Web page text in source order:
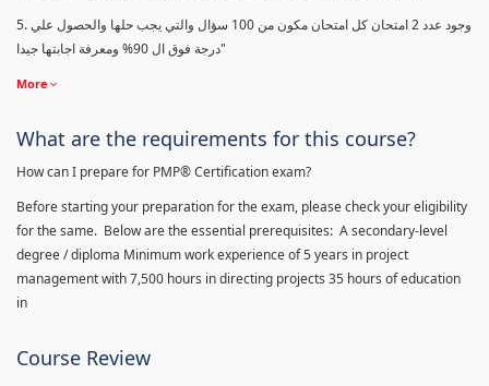
5. وجود عدد 2 امتحان كل امتحان مكون من 100 سؤال والتي يجب حلها والحصول علي
درجة فوق ال 90% ومعرفة اجابتها جيدا"
More
What are the requirements for this course?
How can I prepare for PMP® Certification exam?
Before starting your preparation for the exam, please check your eligibility
for the same. Below are the essential prerequisites: A secondary-level
degree / diploma Minimum work experience of 5 years in project
management with 7,500 hours in directing projects 35 hours of education
in
Course Review